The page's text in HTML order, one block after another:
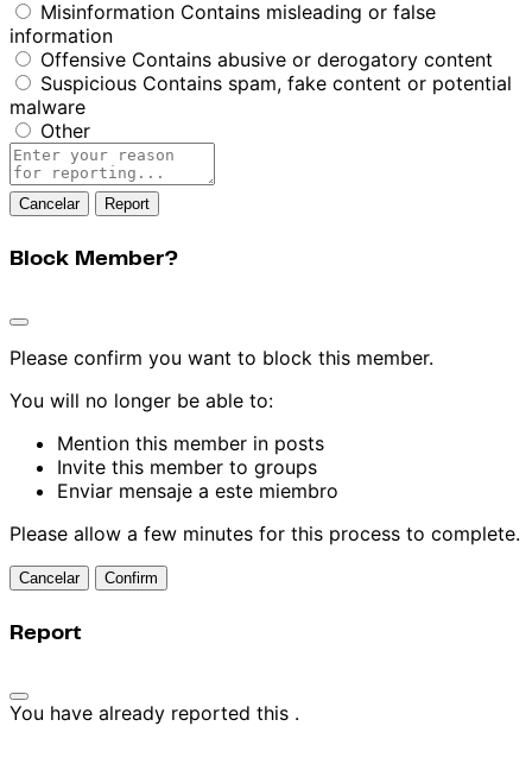
Misinformation Contains misleading or false
information
Offensive Contains abusive or derogatory content
Suspicious Contains spam, fake content or potential
malware
Other
Report
note
Report
Block Member?
Please confirm you want to block this member.
You will no longer be able to:
Mention this member in posts
Invite this member to groups
Enviar mensaje a este miembro
Please allow a few minutes for this process to complete.
Confirm
Report
You have already reported this .